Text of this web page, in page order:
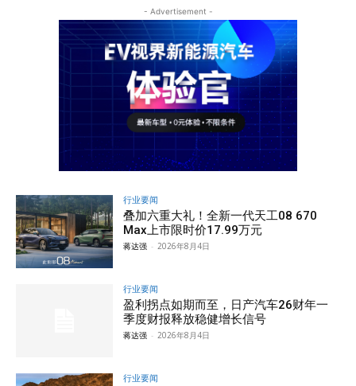
- Advertisement -
行业要闻
叠加六重大礼！全新一代天工08 670
Max上市限时价17.99万元
蒋达强 - 2026年8月4日
行业要闻
盈利拐点如期而至，日产汽车26财年一
季度财报释放稳健增长信号
蒋达强 - 2026年8月4日
行业要闻